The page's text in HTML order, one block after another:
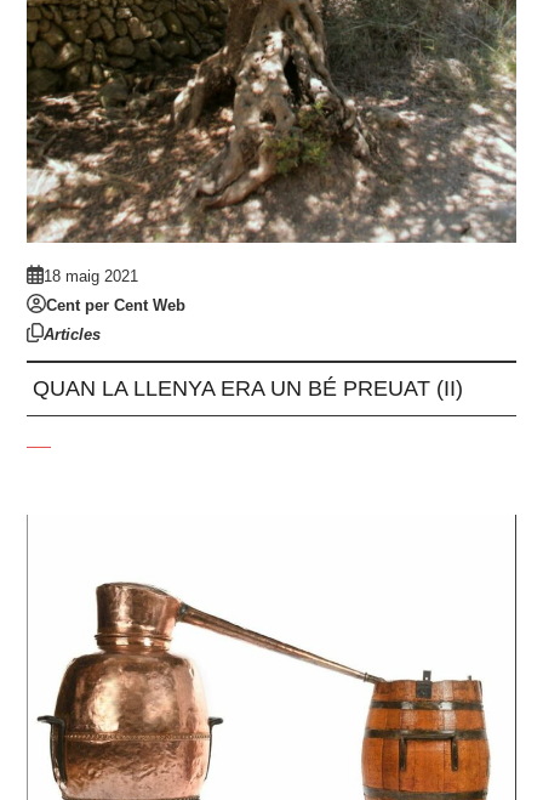
18 maig 2021
Cent per Cent Web
Articles
QUAN LA LLENYA ERA UN BÉ PREUAT (II)